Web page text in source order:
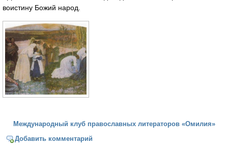
воистину Божий народ.
Международный клуб православных литераторов «Омилия»
Добавить комментарий